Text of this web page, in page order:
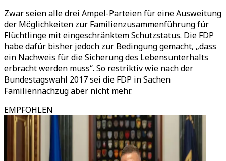
Zwar seien alle drei Ampel-Parteien für eine Ausweitung
der Möglichkeiten zur Familienzusammenführung für
Flüchtlinge mit eingeschränktem Schutzstatus. Die FDP
habe dafür bisher jedoch zur Bedingung gemacht, „dass
ein Nachweis für die Sicherung des Lebensunterhalts
erbracht werden muss“. So restriktiv wie nach der
Bundestagswahl 2017 sei die FDP in Sachen
Familiennachzug aber nicht mehr.
EMPFOHLEN